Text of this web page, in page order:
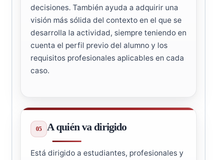
decisiones. También ayuda a adquirir una
visión más sólida del contexto en el que se
desarrolla la actividad, siempre teniendo en
cuenta el perfil previo del alumno y los
requisitos profesionales aplicables en cada
caso.
A quién va dirigido
Está dirigido a estudiantes, profesionales y